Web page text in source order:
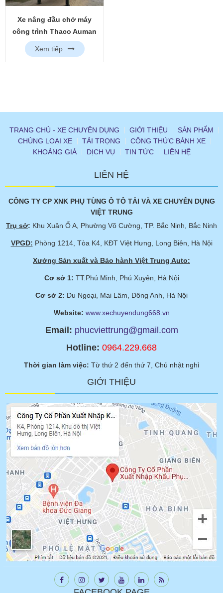
Xe nâng đầu chở máy
công trình Thaco Auman
C340 5 chân
Xem tiếp
TRANG CHỦ - XE CHUYÊN DỤNG GIỚI THIỆU
SẢN PHẨM
CHỦNG LOẠI XE
TẢI TRỌNG
CÔNG THỨC BÁNH XE
KHOẢNG GIÁ
DỊCH VỤ TIN TỨC LIÊN HỆ
LIÊN HỆ
CÔNG TY CP XNK PHỤ TÙNG Ô TÔ TẢI VÀ XE CHUYÊN DỤNG
VIỆT TRUNG
Trụ sở: Khu Xuân Ổ A, Phường Võ Cường, TP. Bắc Ninh, Bắc Ninh
VPGD: Phòng 1214, Tòa K4, KĐT Việt Hưng, Long Biên, Hà Nội
Xưởng Sản xuất và Bảo hành Việt Trung Auto:
Cơ sở 1: TT.Phú Minh, Phú Xuyên, Hà Nội
Cơ sở 2: Du Ngoại, Mai Lâm, Đông Anh, Hà Nội
Website: www.xechuyendung668.vn
Email: phucviettrung@gmail.com
Hotline: 0964.229.668
Thời gian làm việc: Từ thứ 2 đến thứ 7, Chủ nhật nghỉ
GIỚI THIỆU